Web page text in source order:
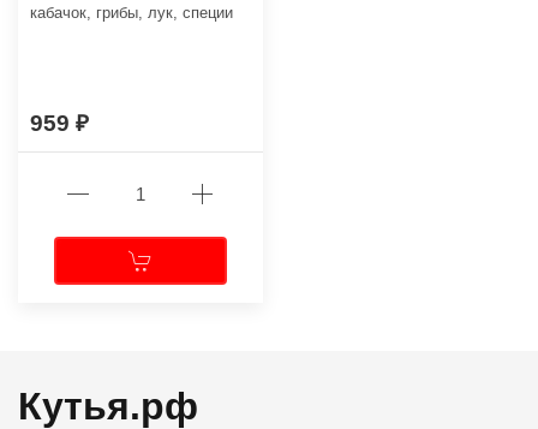
кабачок, грибы, лук, специи
959
Кутья.рф